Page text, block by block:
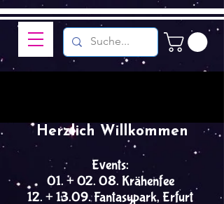
Events:
01. + 02. 08. Krähenfee
12. + 13.09. Fantasypark, Erfurt
Herzlich Willkommen